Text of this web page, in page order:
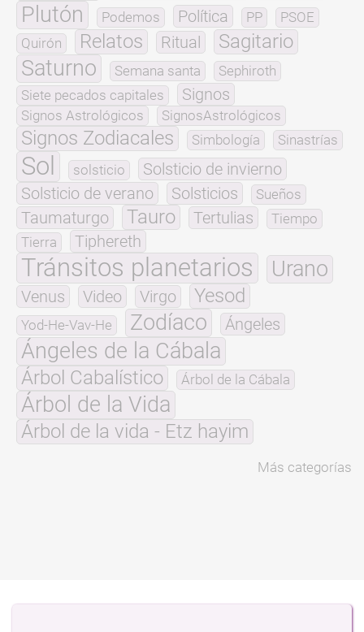
Plutón Podemos Política PP
PSOE
Quirón
Relatos Ritual Sagitario
Saturno Semana santa
Sephiroth
Siete pecados capitales
Signos
Signos Astrológicos SignosAstrológicos
Signos Zodiacales Simbología Sinastrías
Sol solsticio
Solsticio de invierno
Solsticio de verano
Solsticios Sueños
Taumaturgo Tauro Tertulias
Tiempo
Tierra
Tiphereth
Tránsitos planetarios Urano
Venus Video Virgo Yesod
Yod-He-Vav-He Zodíaco Ángeles
Ángeles de la Cábala
Árbol Cabalístico Árbol de la Cábala
Árbol de la Vida
Árbol de la vida - Etz hayim
Más categorías